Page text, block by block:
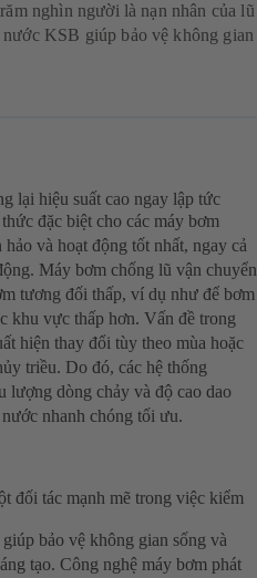
nghìn người là nạn nhân của lũ
KSB giúp bảo vệ không gian
lại hiệu suất cao ngay lập tức
đặc biệt cho các máy bơm
và hoạt động tốt nhất, ngay cả
Máy bơm chống lũ vận chuyển
tương đối thấp, ví dụ như để bơm
khu vực thấp hơn. Vấn đề trong
hiện thay đổi tùy theo mùa hoặc
triều. Do đó, các hệ thống
dòng chảy và độ cao dao
nhanh chóng tối ưu.
đối tác mạnh mẽ trong việc kiểm
bảo vệ không gian sống và
tạo. Công nghệ máy bơm phát